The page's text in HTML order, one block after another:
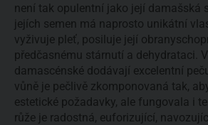
není tak opulentní jako její damašská
jejích semen má naprosto unikátní
vyživuje pleť, posiluje její
předčasnému stárnutí a dehydrataci.
damascénské dodávají excelentní
vůně je pečlivě zkomponovaná tak,
estetické požadavky, ale fungovala i
růže je radostná, euforizující,